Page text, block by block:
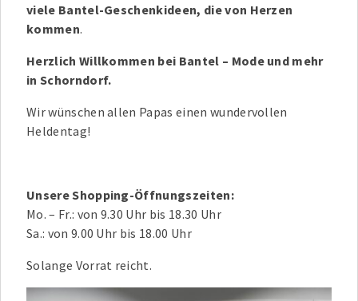
viele Bantel-Geschenkideen, die von Herzen
kommen.
Herzlich Willkommen bei Bantel – Mode und mehr
in Schorndorf.
Wir wünschen allen Papas einen wundervollen
Heldentag!
Unsere Shopping-Öffnungszeiten:
Mo. – Fr.: von 9.30 Uhr bis 18.30 Uhr
Sa.: von 9.00 Uhr bis 18.00 Uhr
Solange Vorrat reicht.